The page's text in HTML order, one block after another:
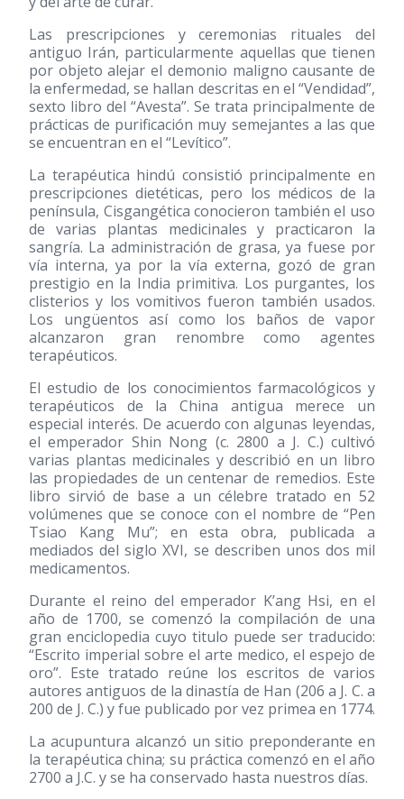
Las prescripciones y ceremonias rituales del
antiguo Irán, particularmente aquellas que tienen
por objeto alejar el demonio maligno causante de
la enfermedad, se hallan descritas en el “Vendidad”,
sexto libro del “Avesta”. Se trata principalmente de
prácticas de purificación muy semejantes a las que
se encuentran en el “Levítico”.
La terapéutica hindú consistió principalmente en
prescripciones dietéticas, pero los médicos de la
península, Cisgangética conocieron también el uso
de varias plantas medicinales y practicaron la
sangría. La administración de grasa, ya fuese por
vía interna, ya por la vía externa, gozó de gran
prestigio en la India primitiva. Los purgantes, los
clisterios y los vomitivos fueron también usados.
Los ungüentos así como los baños de vapor
alcanzaron gran renombre como agentes
terapéuticos.
El estudio de los conocimientos farmacológicos y
terapéuticos de la China antigua merece un
especial interés. De acuerdo con algunas leyendas,
el emperador Shin Nong (c. 2800 a J. C.) cultivó
varias plantas medicinales y describió en un libro
las propiedades de un centenar de remedios. Este
libro sirvió de base a un célebre tratado en 52
volúmenes que se conoce con el nombre de “Pen
Tsiao Kang Mu”; en esta obra, publicada a
mediados del siglo XVI, se describen unos dos mil
medicamentos.
Durante el reino del emperador K’ang Hsi, en el
año de 1700, se comenzó la compilación de una
gran enciclopedia cuyo titulo puede ser traducido:
“Escrito imperial sobre el arte medico, el espejo de
oro”. Este tratado reúne los escritos de varios
autores antiguos de la dinastía de Han (206 a J. C. a
200 de J. C.) y fue publicado por vez primea en 1774.
La acupuntura alcanzó un sitio preponderante en
la terapéutica china; su práctica comenzó en el año
2700 a J.C. y se ha conservado hasta nuestros días.